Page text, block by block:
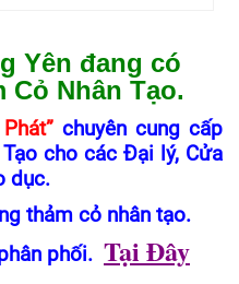
Yên đang có
Cỏ Nhân Tạo.
chuyên cung cấp
cho các Đại lý, Cửa
dục.
thảm cỏ nhân tạo.
phối. Tại Đây